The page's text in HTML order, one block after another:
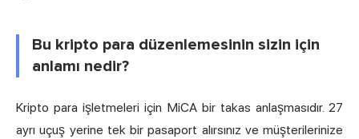
Bu kripto para düzenlemesinin sizin için
anlamı nedir?
Kripto para işletmeleri için MiCA bir takas anlaşmasıdır. 27
ayrı uçuş yerine tek bir pasaport alırsınız ve müşterilerinize